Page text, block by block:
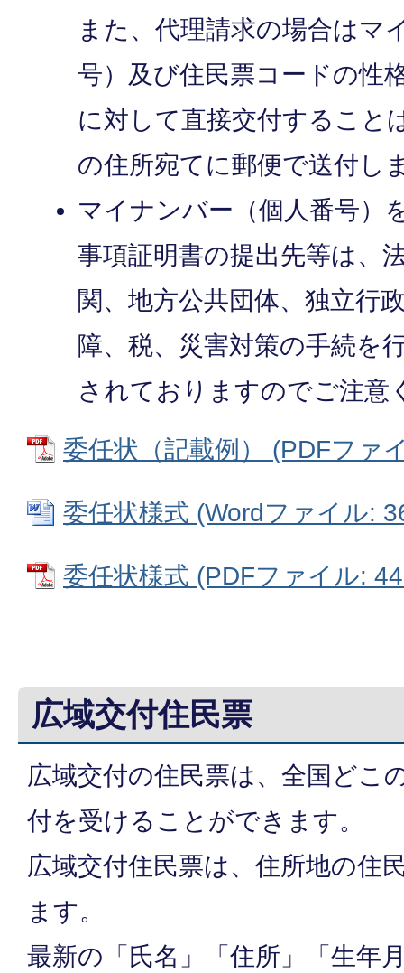
また、代理請求の場合はマ
号）及び住民票コードの性
に対して直接交付すること
の住所宛てに郵便で送付し
マイナンバー（個人番号）
事項証明書の提出先等は、
関、地方公共団体、独立行
障、税、災害対策の手続を
されておりますのでご注意
委任状（記載例） (PDFファ
委任状様式 (Wordファイル:
委任状様式 (PDFファイル:
広域交付住民票
広域交付の住民票は、全国どこ
付を受けることができます。
広域交付住民票は、住所地の住
ます。
最新の「氏名」「住所」「生年